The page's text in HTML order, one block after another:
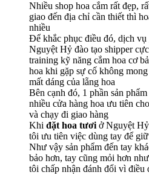
Nhiều shop hoa cắm rất đẹp,
giao đến địa chỉ cần thiết thì
nhiều
Để khắc phục điều đó, dịch vụ
Nguyệt Hỷ đào tạo shipper
training kỹ năng cắm hoa cơ
hoa khi gặp sự cố không
mất dáng của lẵng hoa
Bên cạnh đó, 1 phần sản
nhiều cửa hàng hoa ưu tiên
và chạy đi giao hàng
Khi đặt hoa tươi ở Nguyệt
tôi ưu tiên việc dùng tay để
Như vậy sản phẩm đến tay
bảo hơn, tay cũng mỏi hơn
tôi chấp nhận đánh đổi vì điều